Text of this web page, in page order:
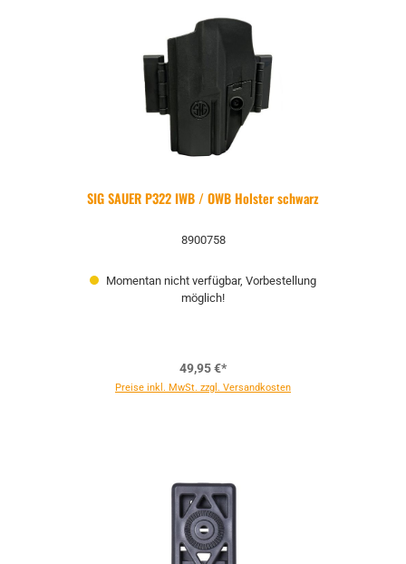
SIG SAUER P322 IWB / OWB Holster schwarz
8900758
Momentan nicht verfügbar, Vorbestellung
möglich!
49,95 €*
Preise inkl. MwSt. zzgl. Versandkosten